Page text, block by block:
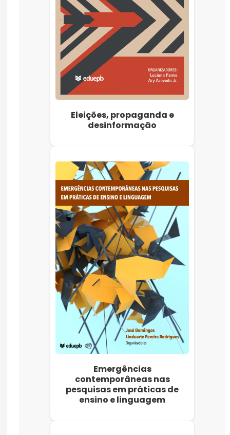
Eleições, propaganda e
desinformação
Emergências
contemporâneas nas
pesquisas em práticas de
ensino e linguagem